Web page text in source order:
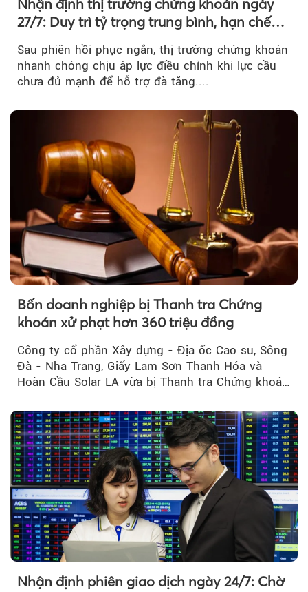
Nhận định thị trường chứng khoán ngày
27/7: Duy trì tỷ trọng trung bình, hạn chế
Sau phiên hồi phục ngắn, thị trường chứng khoán
nhanh chóng chịu áp lực điều chỉnh khi lực cầu
chưa đủ mạnh để hỗ trợ đà tăng....
Bốn doanh nghiệp bị Thanh tra Chứng
khoán xử phạt hơn 360 triệu đồng
Công ty cổ phần Xây dựng - Địa ốc Cao su, Sông
Đà - Nha Trang, Giấy Lam Sơn Thanh Hóa và
Hoàn Cầu Solar LA vừa bị Thanh tra Chứng khoán
do vi phạm quy định về công bố thông tin trên
thị trường chứng khoán.
Nhận định phiên giao dịch ngày 24/7: Chờ